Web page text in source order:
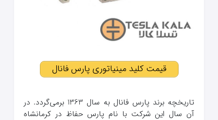
قیمت کلید مینیاتوری پارس فانال
تاریخچه برند پارس فانال به سال 1363 برمی‌گردد. در
آن سال این شرکت با نام پارس حفاظ در کرمانشاه